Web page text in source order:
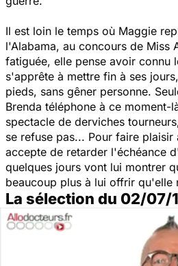
Il est loin le temps où Maggie
l'Alabama, au concours de Miss
fatiguée, elle pense avoir connu
s'apprête à mettre fin à ses
pieds, sans gêner personne.
Brenda téléphone à ce moment-
spectacle de derviches
se refuse pas... Pour faire plaisir
accepte de retarder l'échéance
quelques jours vont lui montrer
beaucoup plus à lui offrir qu'elle
La sélection du 02/07/